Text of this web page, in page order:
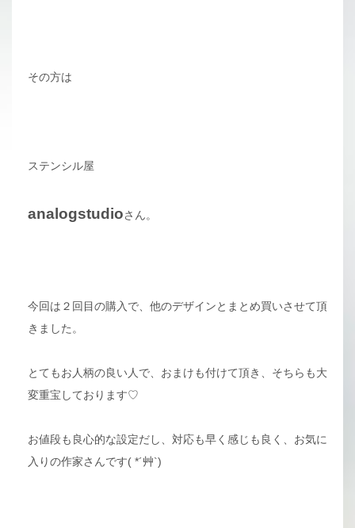
その方は
ステンシル屋
analogstudioさん。
今回は２回目の購入で、他のデザインとまとめ買いさせて頂
きました。
とてもお人柄の良い人で、おまけも付けて頂き、そちらも大
変重宝しております♡
お値段も良心的な設定だし、対応も早く感じも良く、お気に
入りの作家さんです( *´艸`)